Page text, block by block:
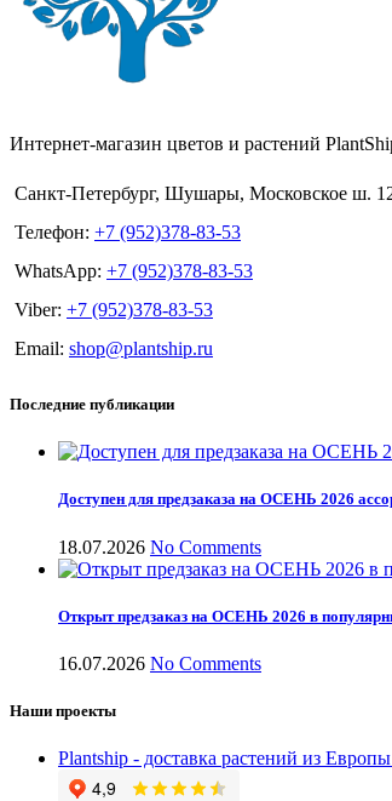
Интернет-магазин цветов и растений
Санкт-Петербург, Шушары, Московское ш.
Телефон: +7 (952)378-83-53
WhatsApp: +7 (952)378-83-53
Viber: +7 (952)378-83-53
Email: shop@plantship.ru
Последние публикации
Доступен для предзаказа на ОСЕНЬ 2026
18.07.2026 No Comments
Открыт предзаказ на ОСЕНЬ 2026 в
16.07.2026 No Comments
Наши проекты
Plantship - доставка растений из